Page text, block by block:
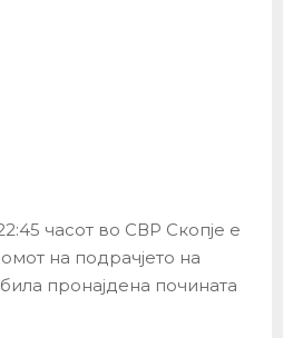
часот во СВР Скопје е
на подрачјето на
пронајдена почината